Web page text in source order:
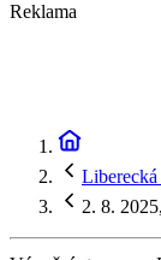
Reklama
2. 8.